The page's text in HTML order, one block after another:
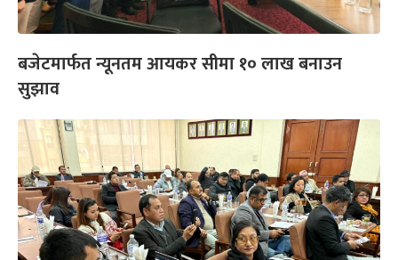
बजेटमार्फत न्यूनतम आयकर सीमा १० लाख बनाउन
सुझाव